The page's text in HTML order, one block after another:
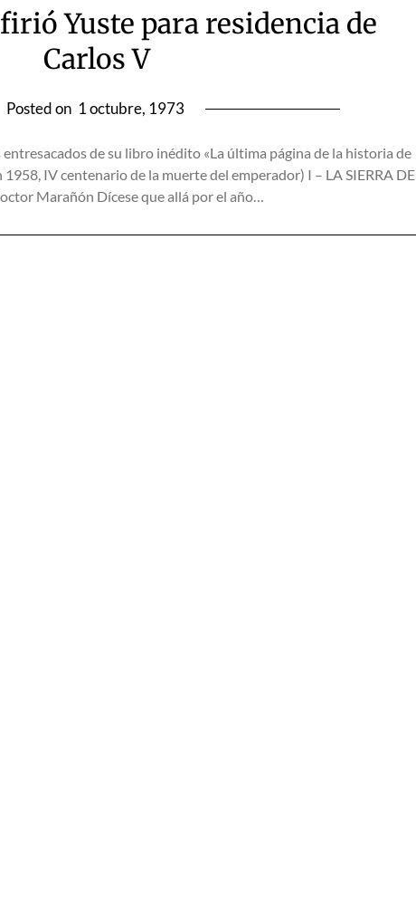
Yuste para residencia de
Carlos V
Posted on 1 octubre, 1973
de su libro inédito «La última página de la historia de
IV centenario de la muerte del emperador) I – LA SIERRA DE
Marañón Dícese que allá por el año…